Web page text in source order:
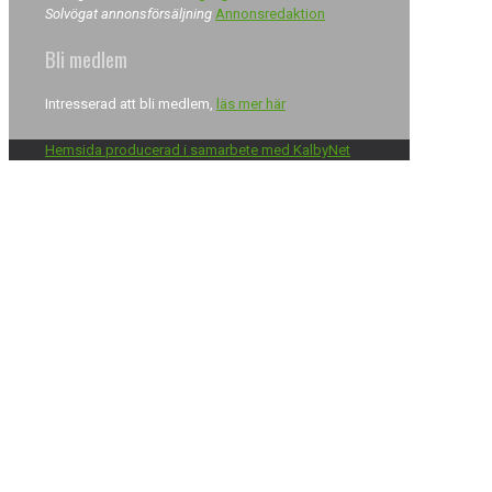
Solvögat annonsförsäljning Annonsredaktion
Bli medlem
Intresserad att bli medlem, läs mer här
Hemsida producerad i samarbete med KalbyNet